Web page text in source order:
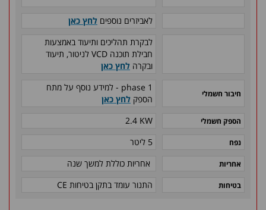
לאביזרים נוספים לחץ כאן
לבקרת תהליכים ותיעוד באמצעות
חבילת תוכנה VCD
לניטור, תיעוד
ובקרה לחץ כאן
חיבור חשמלי
phase 1 - למידע נוסף על מתח
הספק לחץ כאן
הספק חשמלי 2.4 KW
נפח 5 ליטר
אחריות אחריות כוללת למשך שנה
בטיחות התנור עומד בתקן בטיחות CE